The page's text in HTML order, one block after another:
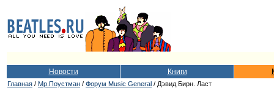
Новости Книги
Главная / Мр.Поустман / Форум Music General / Дэвид Бирн. Ласт